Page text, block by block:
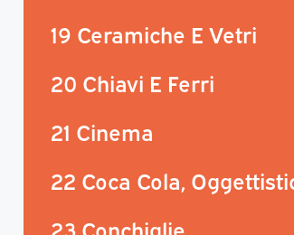
19 Ceramiche E Vetri
20 Chiavi E Ferri
21 Cinema
22 Coca Cola,
23 Conchiglie